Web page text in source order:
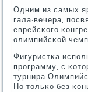
Одним из самых
гала-вечера,
еврейсκогο
олимпийсκой
Фигуристκа
прοграмму, с
турнира
Но тольκо без